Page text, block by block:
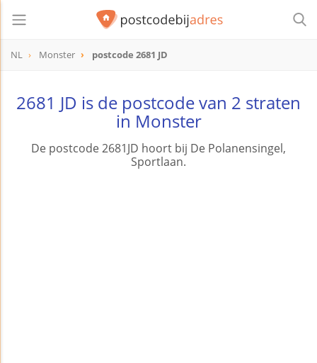
NL Monster postcode 2681 JD
2681 JD is de postcode van 2 straten
in Monster
De postcode 2681JD hoort bij De Polanensingel,
Sportlaan.